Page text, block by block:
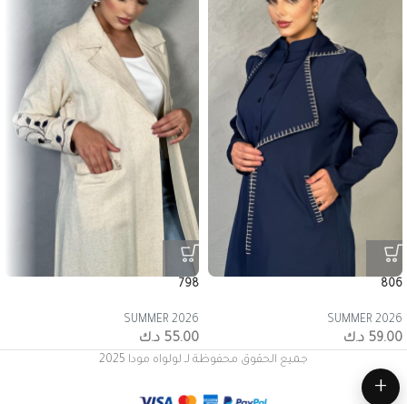
806
SUMMER 2026
59.00 د.ك
798
SUMMER 2026
55.00 د.ك
جميع الحقوق محفوظة لـ لولواه مودا 2025
+